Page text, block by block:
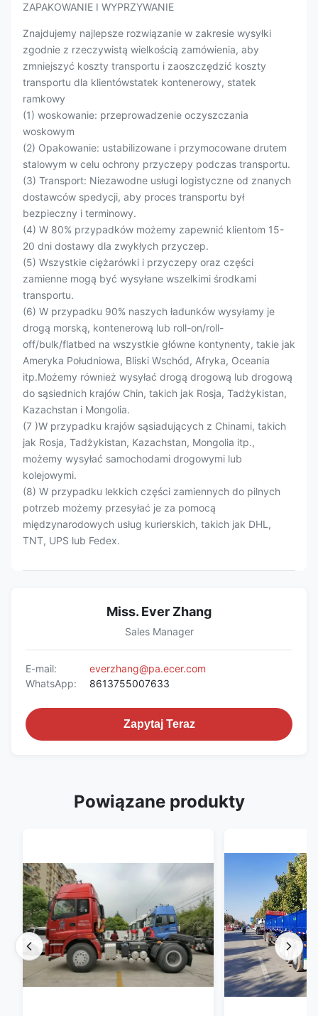
ZAPAKOWANIE I WYPRZYWANIE
Znajdujemy najlepsze rozwiązanie w zakresie wysyłki
zgodnie z rzeczywistą wielkością zamówienia, aby
zmniejszyć koszty transportu i zaoszczędzić koszty
transportu dla klientówstatek kontenerowy, statek
ramkowy
(1) woskowanie: przeprowadzenie oczyszczania
woskowym
(2) Opakowanie: ustabilizowane i przymocowane drutem
stalowym w celu ochrony przyczepy podczas transportu.
(3) Transport: Niezawodne usługi logistyczne od znanych
dostawców spedycji, aby proces transportu był
bezpieczny i terminowy.
(4) W 80% przypadków możemy zapewnić klientom 15-
20 dni dostawy dla zwykłych przyczep.
(5) Wszystkie ciężarówki i przyczepy oraz części
zamienne mogą być wysyłane wszelkimi środkami
transportu.
(6) W przypadku 90% naszych ładunków wysyłamy je
drogą morską, kontenerową lub roll-on/roll-
off/bulk/flatbed na wszystkie główne kontynenty, takie jak
Ameryka Południowa, Bliski Wschód, Afryka, Oceania
itp.Możemy również wysyłać drogą drogową lub drogową
do sąsiednich krajów Chin, takich jak Rosja, Tadżykistan,
Kazachstan i Mongolia.
(7 )W przypadku krajów sąsiadujących z Chinami, takich
jak Rosja, Tadżykistan, Kazachstan, Mongolia itp.,
możemy wysyłać samochodami drogowymi lub
kolejowymi.
(8) W przypadku lekkich części zamiennych do pilnych
potrzeb możemy przesyłać je za pomocą
międzynarodowych usług kurierskich, takich jak DHL,
TNT, UPS lub Fedex.
Miss. Ever Zhang
Sales Manager
E-mail:
everzhang@pa.ecer.com
WhatsApp:
8613755007633
Zapytaj Teraz
Powiązane produkty